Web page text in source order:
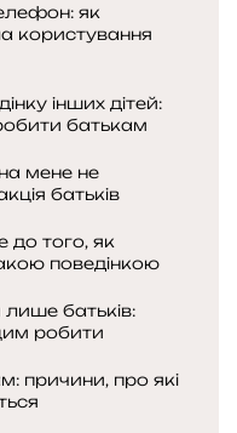
як
користування
інших дітей:
батькам
мене не
батьків
до того, як
поведінкою
батьків:
робити
причини, про які